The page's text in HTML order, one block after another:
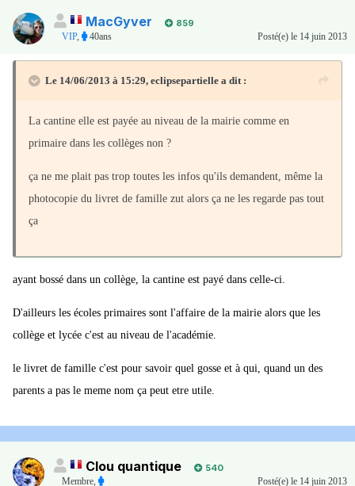
MacGyver
859
VIP, 40ans Posté(e) le 14 juin 2013
Le 14/06/2013 à 15:29, eclipsepartielle a dit :
La cantine elle est payée au niveau de la mairie comme en
primaire dans les collèges non ?
ça ne me plait pas trop toutes les infos qu'ils demandent, même la
photocopie du livret de famille zut alors ça ne les regarde pas tout
ça
ayant bossé dans un collège, la cantine est payé dans celle-ci.
D'ailleurs les écoles primaires sont l'affaire de la mairie alors que les
collège et lycée c'est au niveau de l'académie.
le livret de famille c'est pour savoir quel gosse et à qui, quand un des
parents a pas le meme nom ça peut etre utile.
Clou quantique
540
Membre, Posté(e) le 14 juin 2013